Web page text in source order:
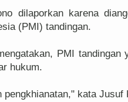
dilaporkan karena
(PMI) tandingan.
PMI tandingan
hukum.
pengkhianatan," kata